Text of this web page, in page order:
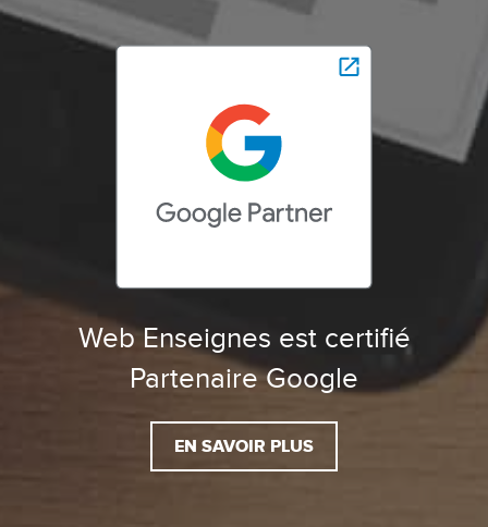
Web Enseignes est certifié
Partenaire Google
EN SAVOIR PLUS